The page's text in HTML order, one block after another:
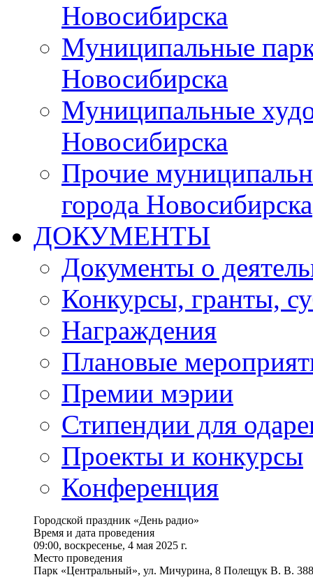
Новосибирска
Муниципальные
Новосибирска
Муниципальные
Новосибирска
Прочие
города Новосибирска
ДОКУМЕНТЫ
Документы о
Конкурсы, гранты,
Награждения
Плановые
Премии мэрии
Стипендии для
Проекты и конкурсы
Конференция
Городской праздник «День радио»
Время и дата проведения
09:00, воскресенье, 4 мая 2025 г.
Место проведения
Парк «Центральный», ул. Мичурина, 8 Полещук В. В.